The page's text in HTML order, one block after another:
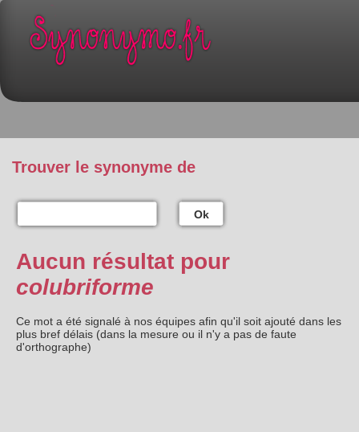
Trouver le synonyme de
Ok
Aucun résultat pour
colubriforme
Ce mot a été signalé à nos équipes afin qu'il soit ajouté dans les
plus bref délais (dans la mesure ou il n'y a pas de faute
d'orthographe)